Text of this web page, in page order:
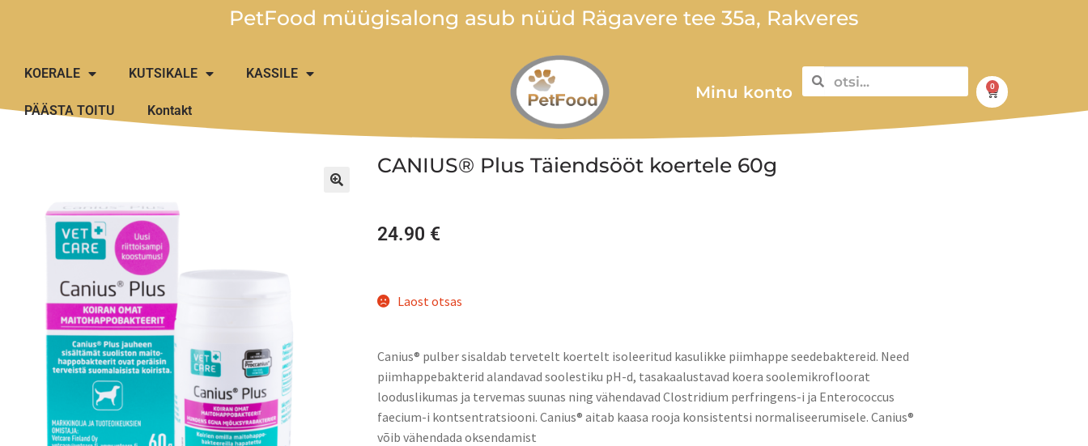
PetFood müügisalong asub nüüd Rägavere tee 35a, Rakveres
KOERALE KUTSIKALE KASSILE
PÄÄSTA TOITU Kontakt
Minu konto 0
CANIUS® Plus Täiendsööt koertele 60g
24.90 €
Laost otsas
Canius® pulber sisaldab tervetelt koertelt isoleeritud kasulikke piimhappe seedebaktereid. Need
piimhappebakterid alandavad soolestiku pH-d, tasakaalustavad koera soolemikrofloorat
looduslikumas ja tervemas suunas ning vähendavad Clostridium perfringens-i ja Enterococcus
faecium-i kontsentratsiooni. Canius® aitab kaasa rooja konsistentsi normaliseerumisele. Canius®
võib vähendada oksendamist